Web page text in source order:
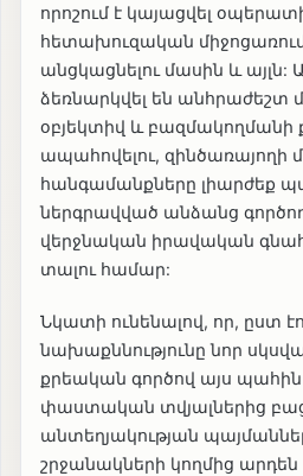
որոշում է կայացվել
հետախուզական
անցկացնելու մասին և այլն:
ձեռնարկվել են անհրաժեշտ
օբյեկտիվ և բազմակողմանի
ապահովելու, զինծառայողի
հանգամանքները լիարժեք
ներգրավված անձանց
վերջնական իրավական
տալու համար:
Նկատի ունենալով, որ, ըստ
նախաքննությունը նոր
քրեական գործով այս
փաստական տվյալներից
անտեղյակության
շրջանակների կողմից արդեն